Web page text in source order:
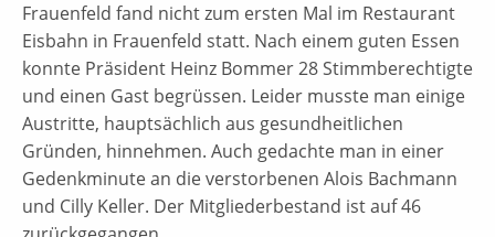
Frauenfeld fand nicht zum ersten Mal im Restaurant
Eisbahn in Frauenfeld statt. Nach einem guten Essen
konnte Präsident Heinz Bommer 28 Stimmberechtigte
und einen Gast begrüssen. Leider musste man einige
Austritte, hauptsächlich aus gesundheitlichen
Gründen, hinnehmen. Auch gedachte man in einer
Gedenkminute an die verstorbenen Alois Bachmann
und Cilly Keller. Der Mitgliederbestand ist auf 46